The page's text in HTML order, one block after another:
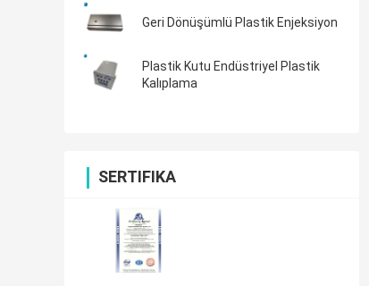
Geri Dönüşümlü Plastik Enjeksiyon
Plastik Kutu Endüstriyel Plastik
Kalıplama
SERTIFIKA